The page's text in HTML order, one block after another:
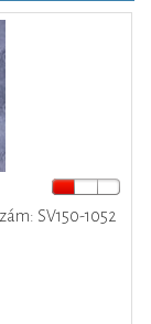
SV150-1052